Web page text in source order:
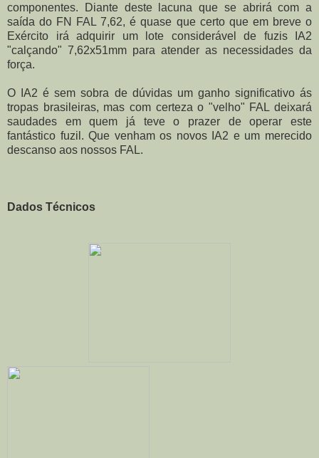
componentes. Diante deste lacuna que se abrirá com a
saída do FN FAL 7,62, é quase que certo que em breve o
Exército irá adquirir um lote considerável de fuzis IA2
"calçando" 7,62x51mm para atender as necessidades da
força.
O IA2 é sem sobra de dúvidas um ganho significativo ás
tropas brasileiras, mas com certeza o "velho" FAL deixará
saudades em quem já teve o prazer de operar este
fantástico fuzil. Que venham os novos IA2 e um merecido
descanso aos nossos FAL.
Dados Técnicos